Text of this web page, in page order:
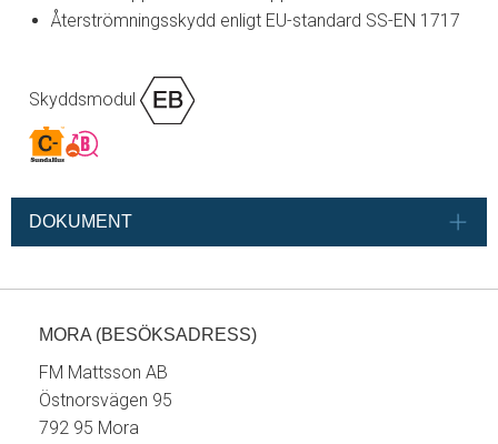
Återströmningsskydd enligt EU-standard SS-EN 1717
Skyddsmodul
DOKUMENT
MORA (BESÖKSADRESS)
FM Mattsson AB
Östnorsvägen 95
792 95 Mora